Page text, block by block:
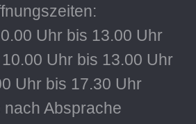
Uhr bis 13.00 Uhr
Uhr bis 13.00 Uhr
Uhr bis 17.30 Uhr
nach Absprache